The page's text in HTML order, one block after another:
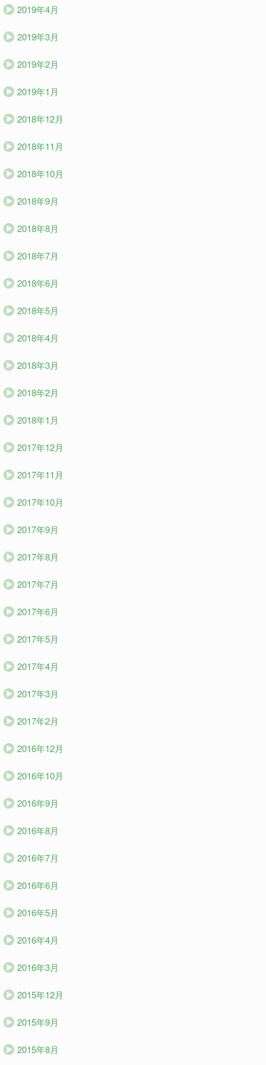
2019年4月
2019年3月
2019年2月
2019年1月
2018年12月
2018年11月
2018年10月
2018年9月
2018年8月
2018年7月
2018年6月
2018年5月
2018年4月
2018年3月
2018年2月
2018年1月
2017年12月
2017年11月
2017年10月
2017年9月
2017年8月
2017年7月
2017年6月
2017年5月
2017年4月
2017年3月
2017年2月
2016年12月
2016年10月
2016年9月
2016年8月
2016年7月
2016年6月
2016年5月
2016年4月
2016年3月
2015年12月
2015年9月
2015年8月